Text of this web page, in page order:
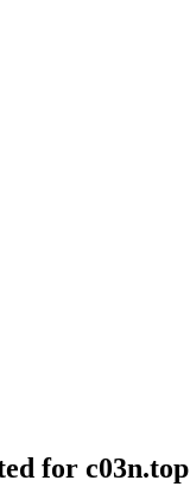
for c03n.top